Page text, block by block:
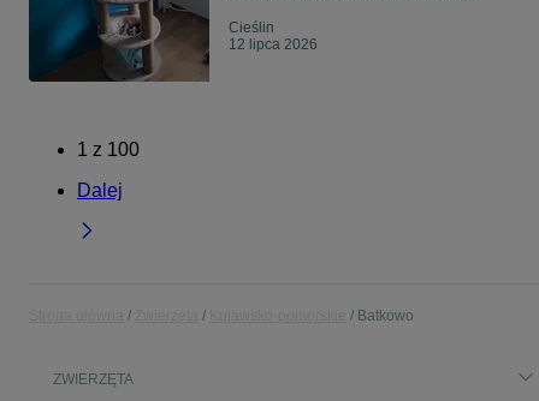
Cieślin
12 lipca 2026
1 z 100
Dalej
Batkowo
ZWIERZĘTA